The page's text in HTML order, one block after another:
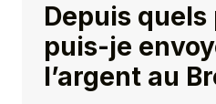
Depuis quels
puis-je
l’argent au